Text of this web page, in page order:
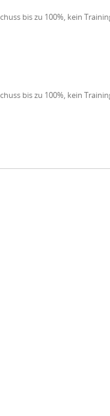
bis zu 100%, kein
bis zu 100%, kein